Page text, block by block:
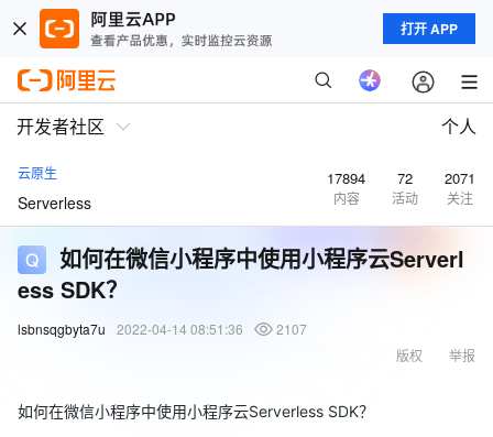
打开 APP
开发者社区 个人
云原生
Serverless
17894
内容
72
活动
2071
关注
如何在微信小程序中使用小程序云Serverl
ess SDK？
lsbnsqgbyta7u 2022-04-14 08:51:36
2107
举报
版权
如何在微信小程序中使用小程序云Serverless SDK？